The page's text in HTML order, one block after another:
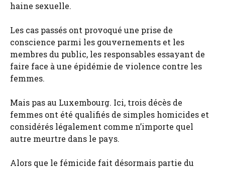
haine sexuelle.
Les cas passés ont provoqué une prise de
conscience parmi les gouvernements et les
membres du public, les responsables essayant de
faire face à une épidémie de violence contre les
femmes.
Mais pas au Luxembourg. Ici, trois décès de
femmes ont été qualifiés de simples homicides et
considérés légalement comme n’importe quel
autre meurtre dans le pays.
Alors que le fémicide fait désormais partie du